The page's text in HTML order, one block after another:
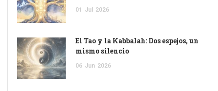
01 Jul 2026
El Tao y la Kabbalah: Dos espejos, un
mismo silencio
06 Jun 2026